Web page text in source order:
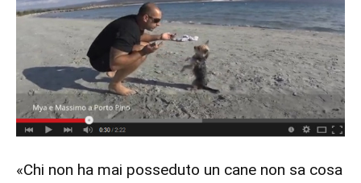
«Chi non ha mai posseduto un cane non sa cosa